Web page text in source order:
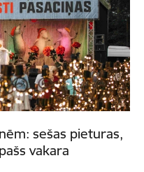
sešas pieturas,
vakara